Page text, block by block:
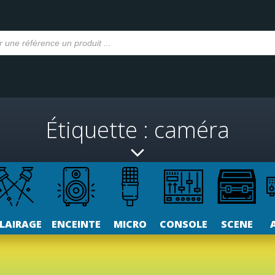
Étiquette : caméra
ENCEINTE MICRO CONSOLE SCENE